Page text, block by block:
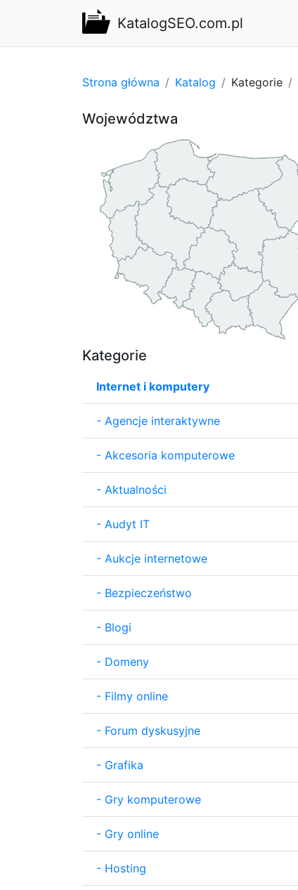
KatalogSEO.com.pl
Strona główna Katalog Kategorie
Województwa
Kategorie
Internet i komputery
- Agencje interaktywne
- Akcesoria komputerowe
- Aktualności
- Audyt IT
- Aukcje internetowe
- Bezpieczeństwo
- Blogi
- Domeny
- Filmy online
- Forum dyskusyjne
- Grafika
- Gry komputerowe
- Gry online
- Hosting